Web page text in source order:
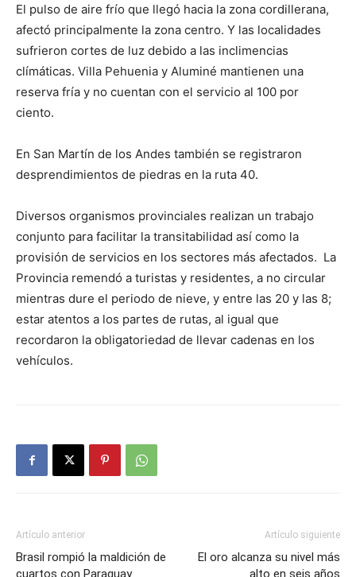
El pulso de aire frío que llegó hacia la zona cordillerana,
afectó principalmente la zona centro. Y las localidades
sufrieron cortes de luz debido a las inclimencias
clímáticas. Villa Pehuenia y Aluminé mantienen una
reserva fría y no cuentan con el servicio al 100 por
ciento.
En San Martín de los Andes también se registraron
desprendimientos de piedras en la ruta 40.
Diversos organismos provinciales realizan un trabajo
conjunto para facilitar la transitabilidad así como la
provisión de servicios en los sectores más afectados. La
Provincia remendó a turistas y residentes, a no circular
mientras dure el periodo de nieve, y entre las 20 y las 8;
estar atentos a los partes de rutas, al igual que
recordaron la obligatoriedad de llevar cadenas en los
vehículos.
Artículo anterior
Brasil rompió la maldición de
cuartos con Paraguay
Artículo siguiente
El oro alcanza su nivel más
alto en seis años